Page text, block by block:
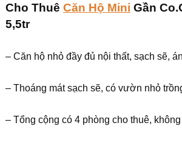
Cho Thuê Căn Hộ Mini Gần
5,5tr
– Căn hộ nhỏ đầy đủ nội thất, sạch sẽ,
– Thoáng mát sạch sẽ, có vườn nhỏ
– Tổng cộng có 4 phòng cho thuê,